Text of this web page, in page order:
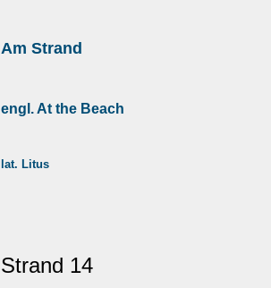
Am Strand
engl. At the Beach
lat. Litus
Strand 14